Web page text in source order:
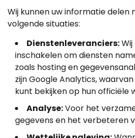
Wij kunnen uw informatie delen
volgende situaties:
Dienstenleveranciers:
inschakelen om diensten
zoals hosting en
zijn Google Analytics,
kunt bekijken op hun officiële
Analyse:Voor het
gegevens en het verbeteren